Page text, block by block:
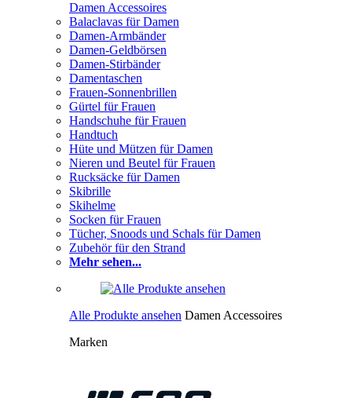
Damen Accessoires
Balaclavas für Damen
Damen-Armbänder
Damen-Geldbörsen
Damen-Stirbänder
Damentaschen
Frauen-Sonnenbrillen
Gürtel für Frauen
Handschuhe für Frauen
Handtuch
Hüte und Mützen für Damen
Nieren und Beutel für Frauen
Rucksäcke für Damen
Skibrille
Skihelme
Socken für Frauen
Tücher, Snoods und Schals für Damen
Zubehör für den Strand
Mehr sehen...
Alle Produkte ansehen Damen Accessoires
Marken